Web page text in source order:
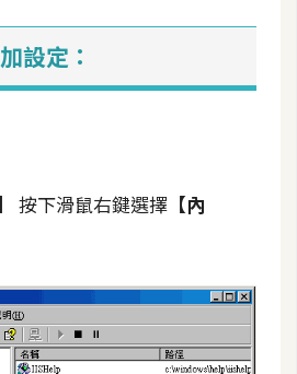
設定：
按下滑鼠右鍵選擇 【內